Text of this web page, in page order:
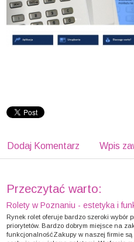
Dodaj Komentarz Wpis
Przeczytać warto:
Rolety w Poznaniu - estetyka i
Rynek rolet oferuje bardzo szeroki wybór
priorytetów. Bardzo dobrym miejsce na
funkcjonalnośćZakupy w naszej firmie są